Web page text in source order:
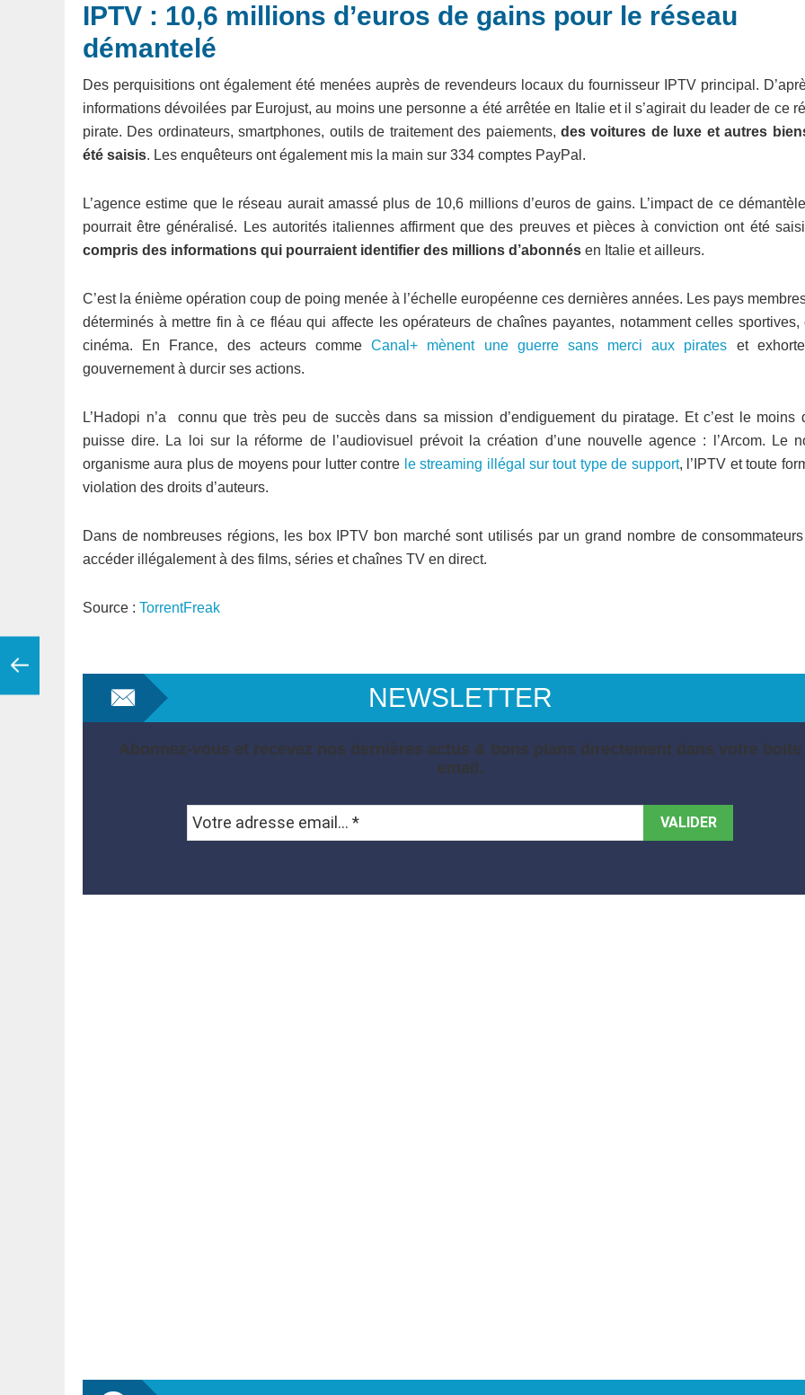
IPTV : 10,6 millions d’euros de gains pour le réseau
démantelé
Des perquisitions ont également été menées auprès de revendeurs locaux du fournisseur IPTV principal.
informations dévoilées par Eurojust, au moins une personne a été arrêtée en Italie et il s’agirait du leader de ce
pirate. Des ordinateurs, smartphones, outils de traitement des paiements, des voitures de luxe et autres
été saisis. Les enquêteurs ont également mis la main sur 334 comptes PayPal.
L’agence estime que le réseau aurait amassé plus de 10,6 millions d’euros de gains. L’impact de ce
pourrait être généralisé. Les autorités italiennes affirment que des preuves et pièces à conviction ont été
compris des informations qui pourraient identifier des millions d’abonnés en Italie et ailleurs.
C’est la énième opération coup de poing menée à l’échelle européenne ces dernières années. Les pays
déterminés à mettre fin à ce fléau qui affecte les opérateurs de chaînes payantes, notamment celles sportives,
cinéma. En France, des acteurs commeCanal+ mènent une guerre sans merci aux pirates et
gouvernement à durcir ses actions.
L’Hadopi n’a connu que très peu de succès dans sa mission d’endiguement du piratage. Et c’est le moins
puisse dire. La loi sur la réforme de l’audiovisuel prévoit la création d’une nouvelle agence : l’Arcom. Le
organisme aura plus de moyens pour lutter contre le streaming illégal sur tout type de support, l’IPTV et toute
violation des droits d’auteurs.
Dans de nombreuses régions, les box IPTV bon marché sont utilisés par un grand nombre de
accéder illégalement à des films, séries et chaînes TV en direct.
Source : TorrentFreak
NEWSLETTER
Abonnez-vous et recevez nos dernières actus & bons plans directement dans votre boite
email.